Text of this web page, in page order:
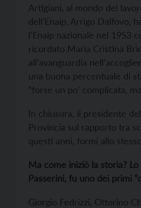
Artigiani, al mondo del
dell’Enaip, Arrigo Dalfovo,
l’Enaip nazionale nel 1953
ricordato Maria Cristina
all’avanguardia
una buona percentuale di
“forse un po’ complicata,
In chiusura, il presidente
Provincia sul rapporto tra
questi anni, formi allo
Ma come iniziò la storia?
Passerini, fu uno dei primi
Giorgio Fedrizzi, Ottorino